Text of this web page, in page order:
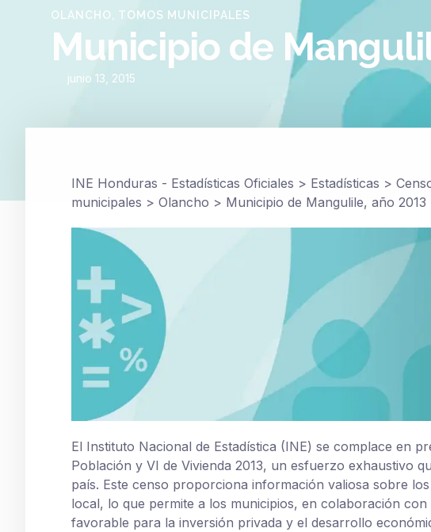
OLANCHO TOMOS MUNICIPALES
Municipio de
junio 13, 2015
INE Honduras - Estadísticas Oficiales > Estadísticas >
municipales > Olancho > Municipio de Mangulile, año 2013
El Instituto Nacional de Estadística (INE) se complace en
Población y VI de Vivienda 2013, un esfuerzo exhaustivo
país. Este censo proporciona información valiosa sobre
local, lo que permite a los municipios, en colaboración
favorable para la inversión privada y el desarrollo